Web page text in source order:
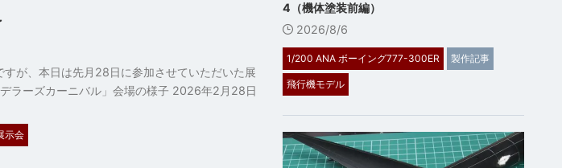
が、本日は先月28日に参加させていただいた展
ラーズカーニバル」会場の様子 2026年2月28日
示会
4（機体塗装前編）
2026/8/6
1/200 ANA ボーイング777-300ER 製作記事
飛行機モデル